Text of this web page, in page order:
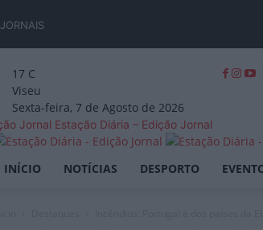
JORNAIS
17 C
Viseu
Sexta-feira, 7 de Agosto de 2026
Estação Diária – Edição Jornal
INÍCIO NOTÍCIAS DESPORTO